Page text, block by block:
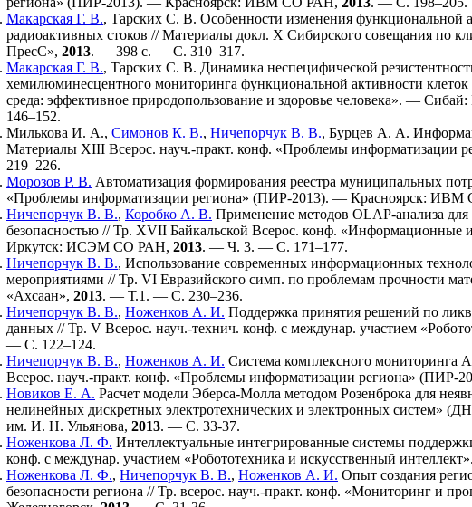
Макарская Г. В., Тарских С. В. Особенности изменения функциональной
радиоактивных стоков // Материалы докл. X Сибирского совещания по
ПресС», 2013. — 398 с. — С. 310–317.
Макарская Г. В., Тарских С. В. Динамика неспецифической
хемилюминесцентного мониторинга функциональной активности
среда: эффективное природопользование и здоровье человека». —
146–152.
Милькова И. А., Симонов К. В., Ничепорчук В. В., Бурцев А. А.
Материалы XIII Всерос. науч.-практ. конф. «Проблемы
219–226.
Морозов Р. В. Автоматизация формирования реестра муниципальных
«Проблемы информатизации региона» (ПИР-2013). — Красноярск:
Ничепорчук В. В., Коробко А. В. Применение методов OLAP-анализа
безопасностью // Тр. XVII Байкальской Всерос. конф. «Информационные
Иркутск: ИСЭМ СО РАН, 2013. — Ч. 3. — С. 1 71–177.
Ничепорчук В. В., Использование современных информационных
мероприятиями // Тр. VI Евразийского симп. по проблемам прочности
«Ахсаан», 2013. — Т.1. — С. 230–236.
Ничепорчук В. В., Ноженков А. И. Поддержка принятия решений по
данных // Тр. V Всерос. науч.-технич. конф. с междунар. участием
— С. 1 22–124.
Ничепорчук В. В., Ноженков А. И. Система комплексного мониторинга
Всерос. науч.-практ. конф. «Проблемы информатизации региона»
Новиков Е. А. Расчет модели Эберса-Молла методом Розенброка для
нелинейных дискретных электротехнических и электронных систем»
им. И. Н. Ульянова, 2013. — С. 33-37.
Ноженкова Л. Ф. Интеллектуальные интегрированные системы
конф. с междунар. участием «Робототехника и искусственный
Ноженкова Л. Ф., Ничепорчук В. В., Ноженков А. И. Опыт создания
безопасности региона // Тр. всерос. науч.-практ. конф. «Мониторинг и